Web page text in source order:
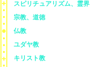
スピリチュアリズム、霊界
宗教、道徳
仏教
ユダヤ教
キリスト教